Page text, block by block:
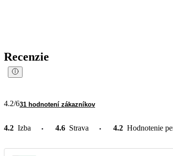
Recenzie
4.2/631 hodnotení zákazníkov
4.2 Izba 4.6 Strava 4.2 Hodnotenie